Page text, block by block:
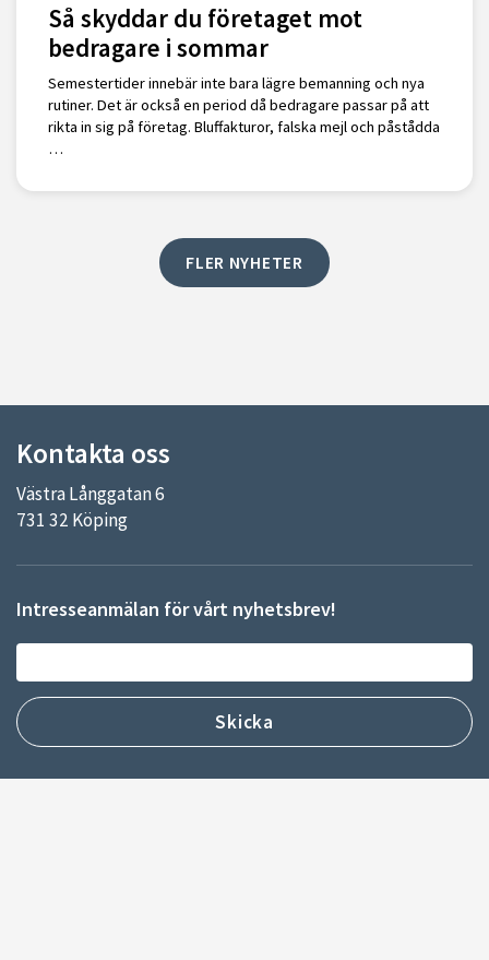
Så skyddar du företaget mot
bedragare i sommar
Semestertider innebär inte bara lägre bemanning och nya
rutiner. Det är också en period då bedragare passar på att
rikta in sig på företag. Bluffakturor, falska mejl och påstådda
…
FLER NYHETER
Kontakta oss
Västra Långgatan 6
731 32 Köping
Intresseanmälan för vårt nyhetsbrev!